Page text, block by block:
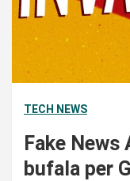
TECH NEWS
Fake News
bufala per